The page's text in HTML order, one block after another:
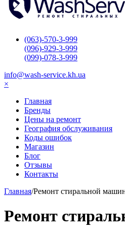
(063)-570-3-999
(096)-929-3-999
(099)-078-3-999
info@wash-service.kh.ua
×
Главная
Бренды
Цены на ремонт
География обслуживания
Коды ошибок
Магазин
Блог
Отзывы
Контакты
Главная/Ремонт стиральной
Ремонт